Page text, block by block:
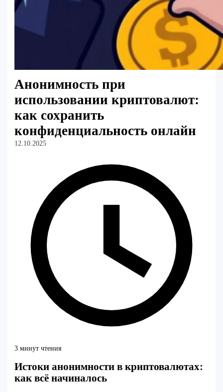
Анонимность при
использовании криптовалют:
как сохранить
конфиденциальность онлайн
12.10.2025
3 минут чтения
Истоки анонимности в криптовалютах:
как всё начиналось